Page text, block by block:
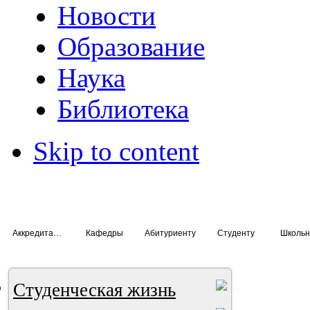
Новости
Образование
Наука
Библиотека
Skip to content
Кафедры Абитуриенту Студенту
Студенческая жизнь